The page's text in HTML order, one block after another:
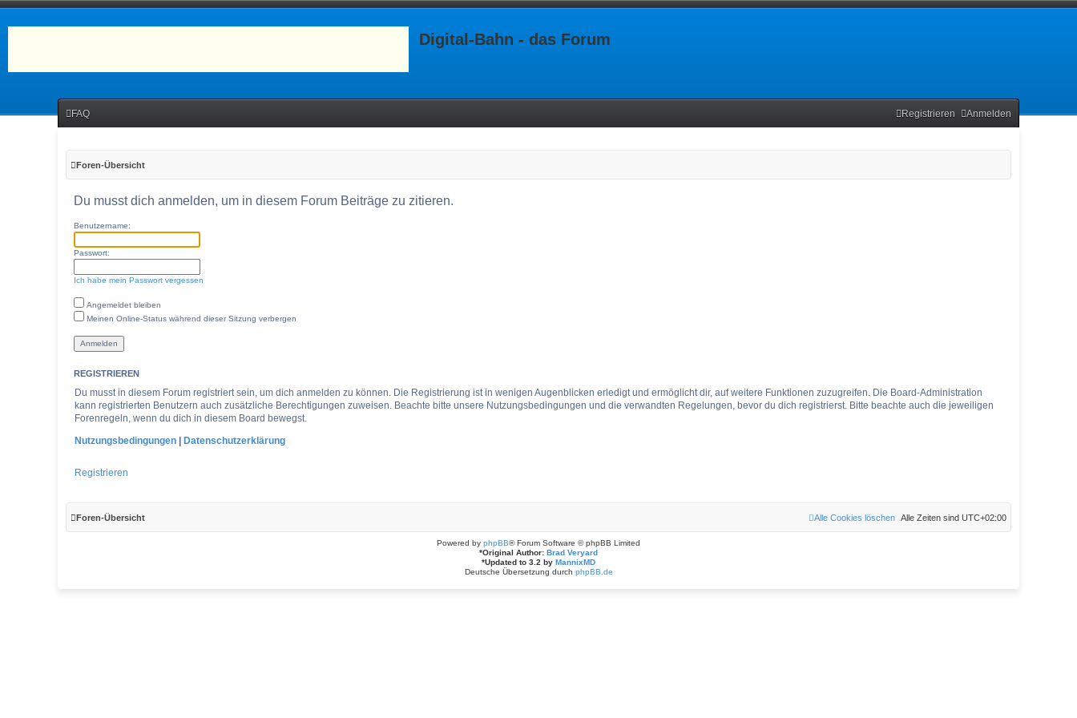
Digital-Bahn - das Forum
FAQ Anmelden
Registrieren
Foren-Übersicht
Du musst dich anmelden, um in diesem Forum Beiträge zu zitieren.
Benutzername:
Passwort:
Ich habe mein Passwort vergessen
Angemeldet bleiben
Meinen Online-Status während dieser Sitzung verbergen
REGISTRIEREN
Du musst in diesem Forum registriert sein, um dich anmelden zu können. Die Registrierung ist in wenigen Augenblicken erledigt und ermöglicht dir, auf weitere Funktionen zuzugreifen. Die Board-Administration
kann registrierten Benutzern auch zusätzliche Berechtigungen zuweisen. Beachte bitte unsere Nutzungsbedingungen und die verwandten Regelungen, bevor du dich registrierst. Bitte beachte auch die jeweiligen
Forenregeln, wenn du dich in diesem Board bewegst.
Nutzungsbedingungen | Datenschutzerklärung
Registrieren
Foren-Übersicht Alle Zeiten sind UTC+02:00
Alle Cookies löschen
Powered by phpBB® Forum Software © phpBB Limited
*Original Author: Brad Veryard
*Updated to 3.2 by MannixMD
Deutsche Übersetzung durch phpBB.de